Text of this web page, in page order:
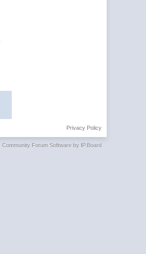
Privacy Policy
Community Forum Software by IP.Board